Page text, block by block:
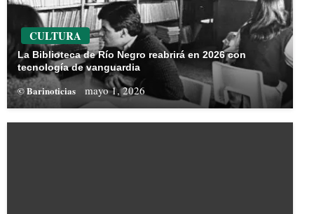
CULTURA
La Biblioteca de Río Negro reabrirá en 2026 con
tecnología de vanguardia
© Barinoticias mayo 1, 2026